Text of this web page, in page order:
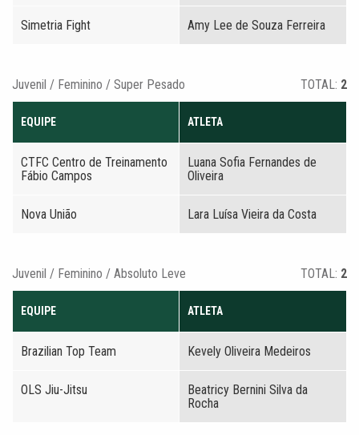
Simetria Fight Amy Lee de Souza Ferreira
Juvenil / Feminino / Super Pesado TOTAL: 2
EQUIPE ATLETA
CTFC Centro de Treinamento
Fábio Campos
Luana Sofia Fernandes de
Oliveira
Nova União Lara Luísa Vieira da Costa
Juvenil / Feminino / Absoluto Leve TOTAL: 2
EQUIPE ATLETA
Brazilian Top Team Kevely Oliveira Medeiros
OLS Jiu-Jitsu
Beatricy Bernini Silva da
Rocha